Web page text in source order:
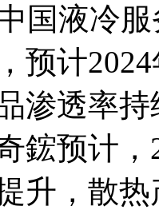
国液冷
预计
渗透率
鋐预计
升，散